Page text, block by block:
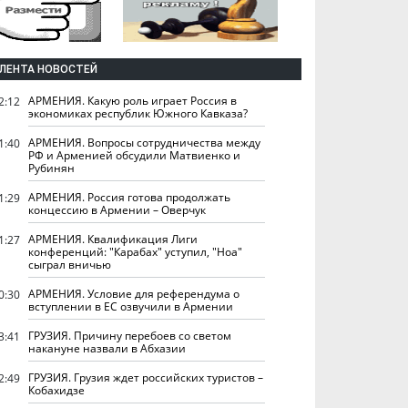
ЛЕНТА НОВОСТЕЙ
АРМЕНИЯ. Какую роль играет Россия в
экономиках республик Южного Кавказа?
АРМЕНИЯ. Вопросы сотрудничества между
РФ и Арменией обсудили Матвиенко и
Рубинян
АРМЕНИЯ. Россия готова продолжать
концессию в Армении – Оверчук
АРМЕНИЯ. Квалификация Лиги
конференций: "Карабах" уступил, "Ноа"
сыграл вничью
АРМЕНИЯ. Условие для референдума о
вступлении в ЕС озвучили в Армении
ГРУЗИЯ. Причину перебоев со светом
накануне назвали в Абхазии
ГРУЗИЯ. Грузия ждет российских туристов –
Кобахидзе